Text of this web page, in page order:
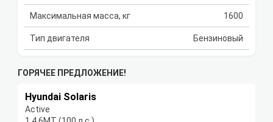
Максимальная масса, кг 1600
Тип двигателя Бензиновый
ГОРЯЧЕЕ ПРЕДЛОЖЕНИЕ!
Hyundai Solaris
Active